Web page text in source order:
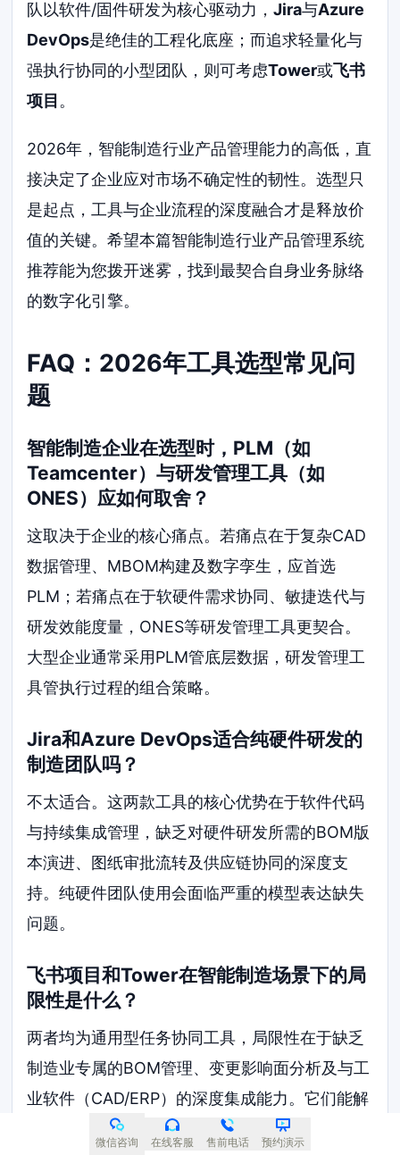
队以软件/固件研发为核心驱动力，Jira与Azure
DevOps是绝佳的工程化底座；而追求轻量化与
强执行协同的小型团队，则可考虑Tower或飞书
项目 。
2026年，智能制造行业产品管理能力的高低，直
接决定了企业应对市场不确定性的韧性。选型只
是起点，工具与企业流程的深度融合才是释放价
值的关键。希望本篇智能制造行业产品管理系统
推荐能为您拨开迷雾，找到最契合自身业务脉络
的数字化引擎。
FAQ：2026年工具选型常见问
题
智能制造企业在选型时，PLM（如
Teamcenter）与研发管理工具（如
ONES）应如何取舍？
这取决于企业的核心痛点。若痛点在于复杂CAD
数据管理、MBOM构建及数字孪生，应首选
PLM；若痛点在于软硬件需求协同、敏捷迭代与
研发效能度量，ONES等研发管理工具更契合。
大型企业通常采用PLM管底层数据，研发管理工
具管执行过程的组合策略。
Jira和Azure DevOps适合纯硬件研发的
制造团队吗？
不太适合。这两款工具的核心优势在于软件代码
与持续集成管理，缺乏对硬件研发所需的BOM版
本演进、图纸审批流转及供应链协同的深度支
持。纯硬件团队使用会面临严重的模型表达缺失
问题。
飞书项目和Tower在智能制造场景下的局
限性是什么？
两者均为通用型任务协同工具，局限性在于缺乏
制造业专属的BOM管理、变更影响面分析及与工
业软件（CAD/ERP）的深度集成能力。它们能解
决任务协同问题，但无法承载产品全生命周期的
微信咨询 在线客服 售前电话 预约演示